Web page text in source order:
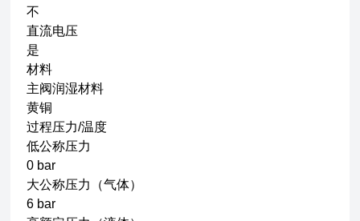
不
直流电压
是
材料
主阀润湿材料
黄铜
过程压力/温度
低公称压力
0 bar
大公称压力（气体）
6 bar